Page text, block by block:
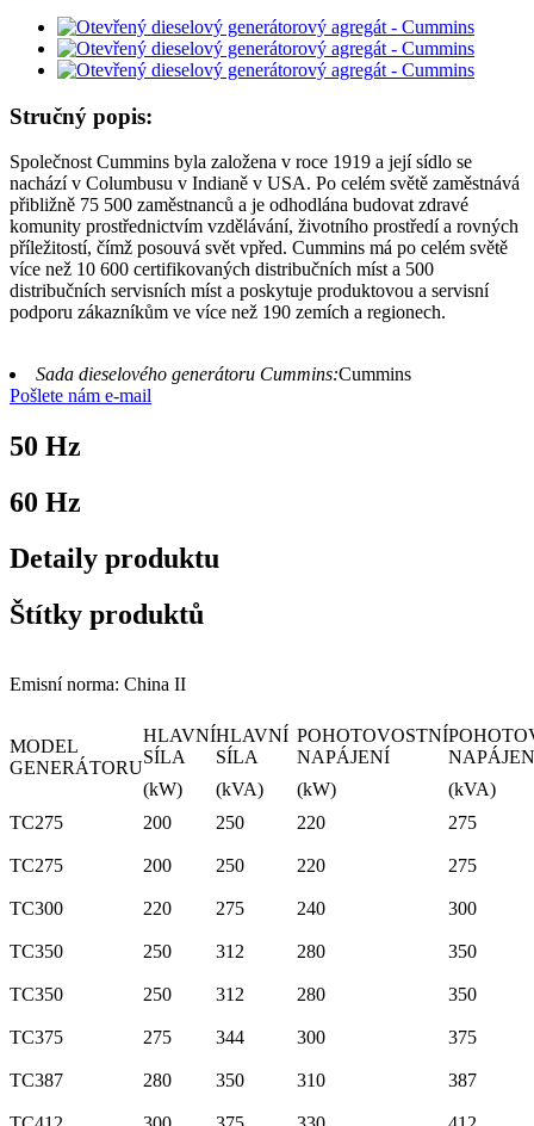
Stručný popis:
Společnost Cummins byla založena v roce 1919 a její sídlo se
nachází v Columbusu v Indianě v USA. Po celém světě zaměstnává
přibližně 75 500 zaměstnanců a je odhodlána budovat zdravé
komunity prostřednictvím vzdělávání, životního prostředí a rovných
příležitostí, čímž posouvá svět vpřed. Cummins má po celém světě
více než 10 600 certifikovaných distribučních míst a 500
distribučních servisních míst a poskytuje produktovou a servisní
podporu zákazníkům ve více než 190 zemích a regionech.
Sada dieselového generátoru Cummins:Cummins
Pošlete nám e-mail
50 Hz
60 Hz
Detaily produktu
Štítky produktů
Emisní norma: China II
MODEL
GENERÁTORU
HLAVNÍ
SÍLA
HLAVNÍ
SÍLA
POHOTOVOSTNÍ
NAPÁJENÍ
(kW)
(kVA) (kW)
(kVA)
TC275
200 250 220 275
TC275 200 250 220 275
TC300 220 275 240 300
TC350 250 312 280 350
TC350 250 312 280 350
TC375 275 344 300 375
TC387 280 350 310 387